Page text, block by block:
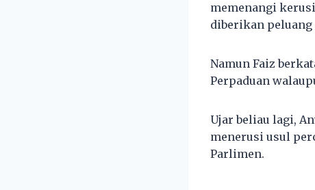
memenangi
diberikan peluang
Namun Faiz
Perpaduan
Ujar beliau lagi,
menerusi usul
Parlimen.